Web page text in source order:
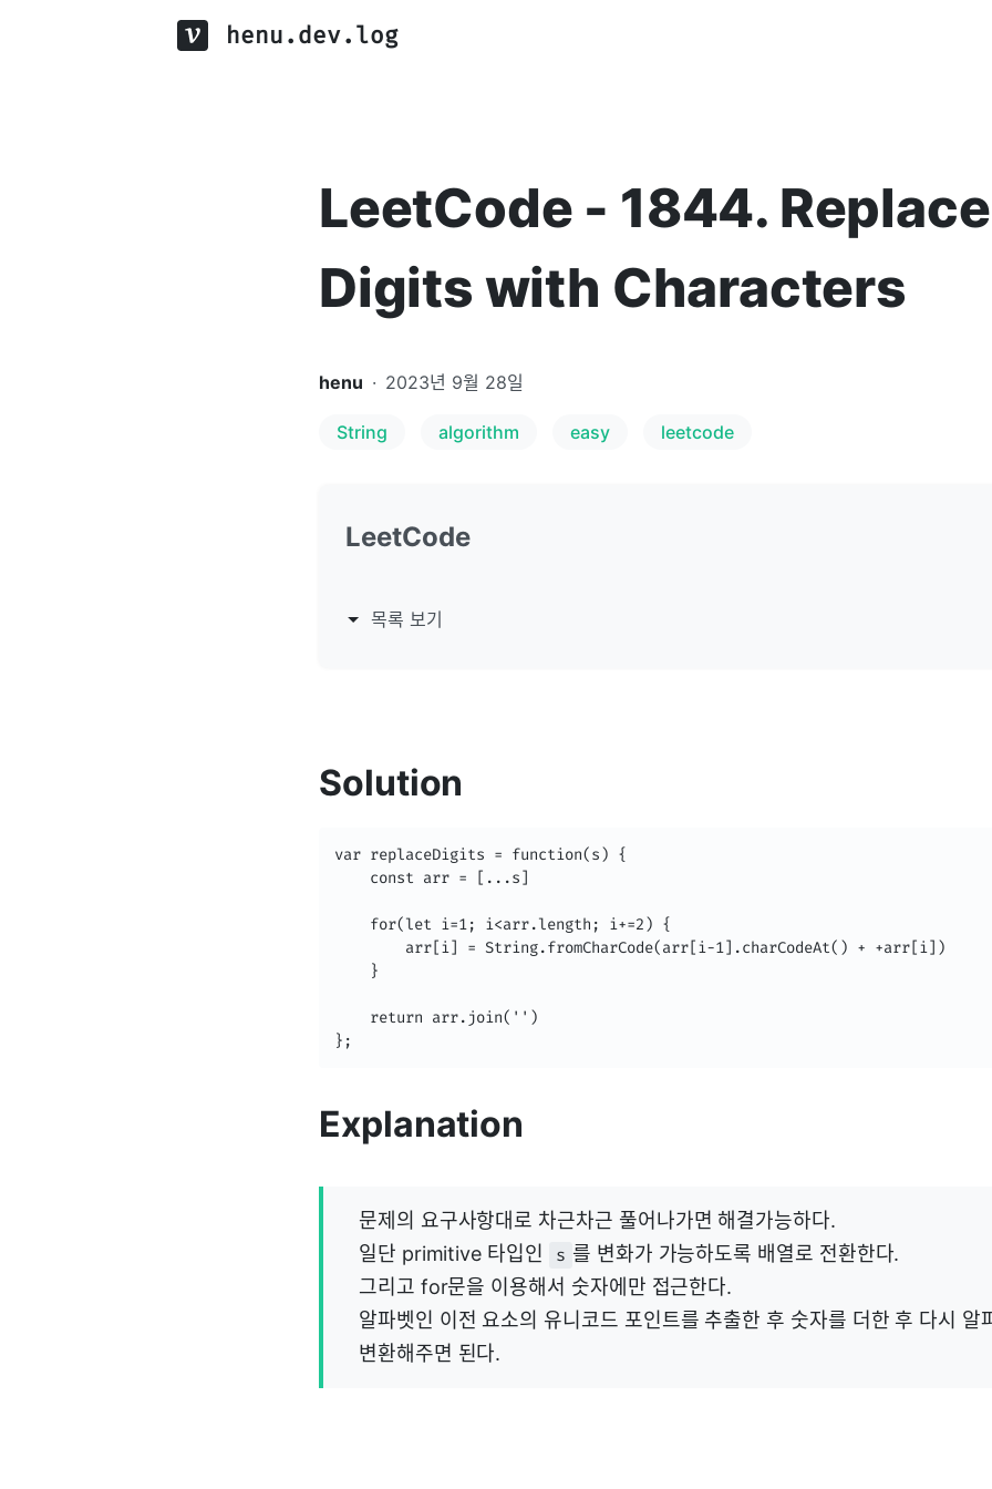
henu.dev.log
LeetCode - 1844.
Digits with Characters
henu · 2023년 9월 28일
String algorithm easy leetcode
LeetCode
목록 보기
Solution
var replaceDigits = function(s) {
    const arr = [...s]
    for(let i=1; i<arr.length; i+=2) {
        arr[i] = String.fromCharCode(arr[i-1].charCodeAt() + +arr[i])
    }
    return arr.join('')
};
Explanation
문제의 요구사항대로 차근차근 풀어나가면 해결가능하다.
일단 primitive 타입인
s 를 변화가 가능하도록 배열로 전환한다.
그리고 for문을 이용해서 숫자에만 접근한다.
알파벳인 이전 요소의 유니코드 포인트를 추출한 후 숫자를 더한 후 다시 알
변환해주면 된다.